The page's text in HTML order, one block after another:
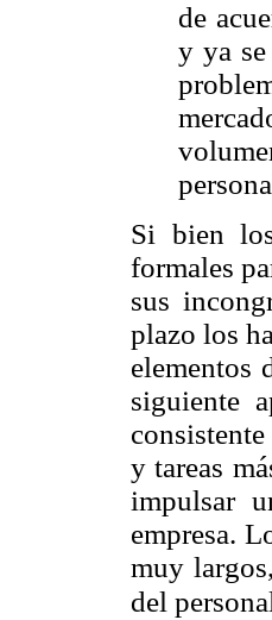
de
y ya
Si bien
formales
sus
plazo los
elementos
siguiente
y tareas
impulsar
empresa.
muy
del